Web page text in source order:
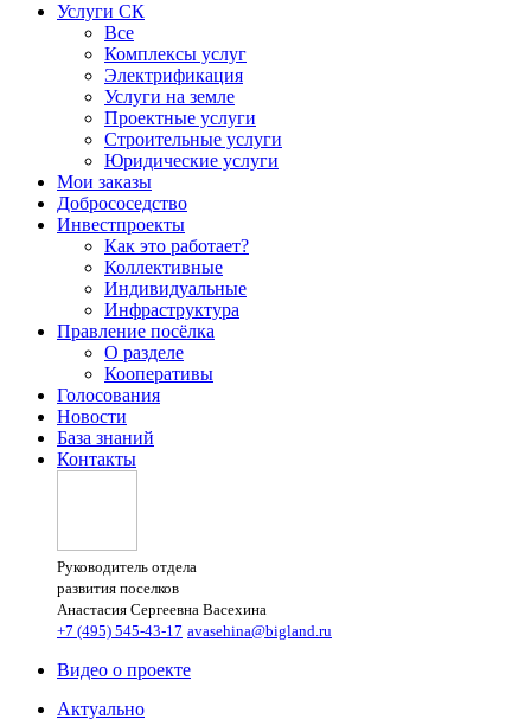
Услуги СК
Все
Комплексы услуг
Электрификация
Услуги на земле
Проектные услуги
Строительные услуги
Юридические услуги
Мои заказы
Добрососедство
Инвестпроекты
Как это работает?
Коллективные
Индивидуальные
Инфраструктура
Правление посёлка
О разделе
Кооперативы
Голосования
Новости
База знаний
Контакты
Руководитель отдела
развития поселков
Анастасия Сергеевна Васехина
+7 (495) 545-43-17 avasehina@bigland.ru
Видео о проекте
Актуально